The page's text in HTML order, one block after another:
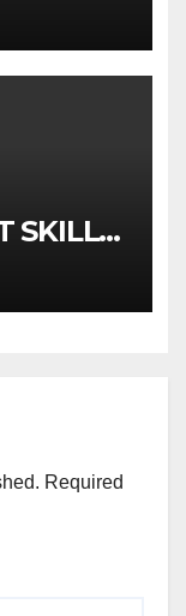
SKILLS
Required